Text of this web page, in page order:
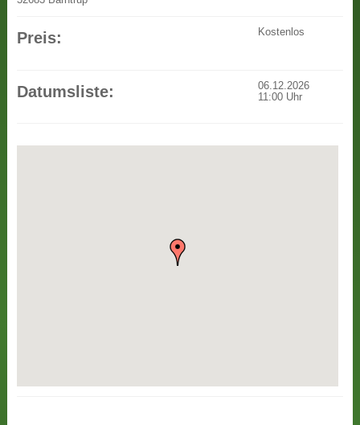
Preis: Kostenlos
Datumsliste:
06.12.2026
11:00 Uhr